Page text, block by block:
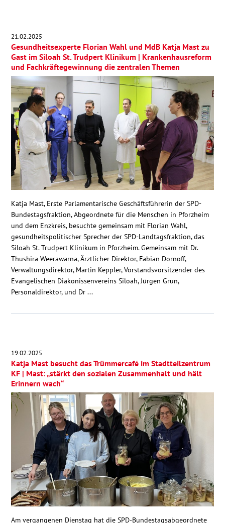
21.02.2025
Gesundheitsexperte Florian Wahl und MdB Katja Mast zu
Gast im Siloah St. Trudpert Klinikum | Krankenhausreform
und Fachkräftegewinnung die zentralen Themen
Katja Mast, Erste Parlamentarische Geschäftsführerin der SPD-
Bundestagsfraktion, Abgeordnete für die Menschen in Pforzheim
und dem Enzkreis, besuchte gemeinsam mit Florian Wahl,
gesundheitspolitischer Sprecher der SPD-Landtagsfraktion, das
Siloah St. Trudpert Klinikum in Pforzheim. Gemeinsam mit Dr.
Thushira Weerawarna, Ärztlicher Direktor, Fabian Dornoff,
Verwaltungsdirektor, Martin Keppler, Vorstandsvorsitzender des
Evangelischen Diakonissenvereins Siloah, Jürgen Grun,
Personaldirektor, und Dr ...
19.02.2025
Katja Mast besucht das Trümmercafé im Stadtteilzentrum
KF | Mast: „stärkt den sozialen Zusammenhalt und hält
Erinnern wach“
Am vergangenen Dienstag hat die SPD-Bundestagsabgeordnete